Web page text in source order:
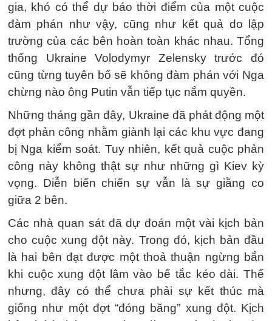
gia, khó có thể dự báo thời điểm của một cuộc
đàm phán như vậy, cũng như kết quả do lập
trường của các bên hoàn toàn khác nhau. Tổng
thống Ukraine Volodymyr Zelensky trước đó
cũng từng tuyên bố sẽ không đàm phán với Nga
chừng nào ông Putin vẫn tiếp tục nắm quyền.
Những tháng gần đây, Ukraine đã phát động một
đợt phản công nhằm giành lại các khu vực đang
bị Nga kiểm soát. Tuy nhiên, kết quả cuộc phản
công này không thật sự như những gì Kiev kỳ
vọng. Diễn biến chiến sự vẫn là sự giằng co
giữa 2 bên.
Các nhà quan sát đã dự đoán một vài kịch bản
cho cuộc xung đột này. Trong đó, kịch bản đầu
là hai bên đạt được một thoả thuận ngừng bắn
khi cuộc xung đột lâm vào bế tắc kéo dài. Thế
nhưng, đây có thể chưa phải sự kết thúc mà
giống như một đợt “đóng băng” xung đột. Kịch